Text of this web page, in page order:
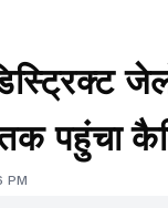
पहुंचा
PM